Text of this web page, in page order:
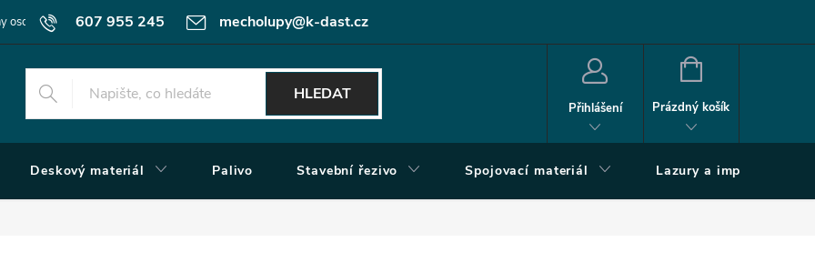
607 955 245 mecholupy@k-dast.cz
osobních údajů Obchodní podmínky Moje objednávka
HLEDAT
Přihlášení
NÁKUPNÍ
Prázdný košík
Deskový materiál Palivo Stavební řezivo Spojovací materiál Lazury a impregnace